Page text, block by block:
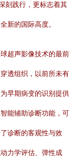
刻践行，更标志着其
新的国际高度。
超声影像技术的最前
透组织，以前所未有
早期病变的识别提供
能辅助诊断功能，可
诊断的客观性与效
力学评估、弹性成